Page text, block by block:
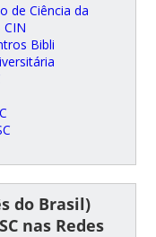
de Ciência da
Bibli
do Brasil)
nas Redes